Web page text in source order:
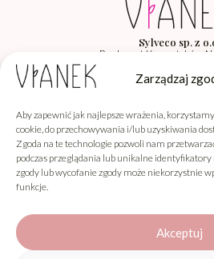
Zarządzaj
Aby zapewnić jak najlepsze wrażenia,
cookie, do przechowywania i/lub uzyskiwania
Zgoda na te technologie pozwoli nam
podczas przeglądania lub unikalne
zgody lub wycofanie zgody może niekorzystnie
funkcje.
Akceptuj
Sylveco sp. z
Producent Kosmetyków
Vianek
Informacje
Obsługa klienta